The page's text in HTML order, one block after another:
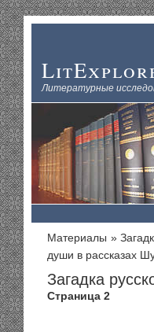
Литературные
Материалы »
души в рассказах
Загадка
Страница 2